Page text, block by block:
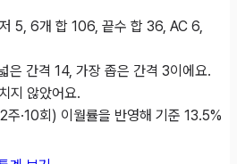
5, 6개 합 106, 끝수 합 36, AC 6,
은 간격 14, 가장 좁은 간격 3이에요.
지 않았어요.
주·10회) 이월률을 반영해 기준 13.5%